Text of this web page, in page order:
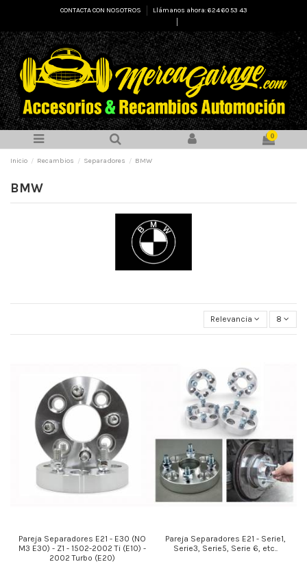
CONTACTA CON NOSOTROS
Llámanos ahora: 624 60 53 43
0
Inicio Recambios Separadores BMW
BMW
Relevancia 8
Pareja Separadores E21 - E30 (NO
M3 E30) - Z1 - 1502-2002 Ti (E10) -
2002 Turbo (E20)
Pareja Separadores E21 - Serie1,
Serie3, Serie5, Serie 6, etc..